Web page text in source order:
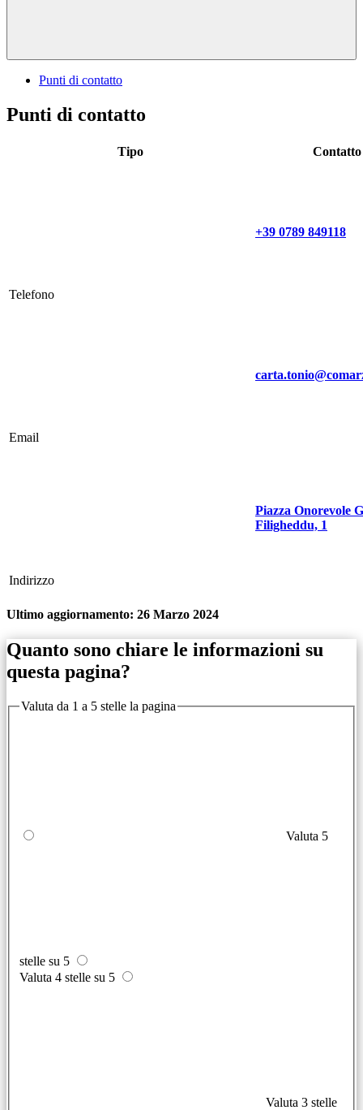
Punti di contatto
Punti di contatto
Tipo Contatto
Telefono
+39 0789 849118
Email
Indirizzo
Piazza Onorevole
Filigheddu, 1
Ultimo aggiornamento: 26 Marzo 2024
Quanto sono chiare le informazioni su
questa pagina?
Valuta da 1 a 5 stelle la pagina
Valuta 5
stelle su 5
Valuta 4 stelle su 5
Valuta 3 stelle